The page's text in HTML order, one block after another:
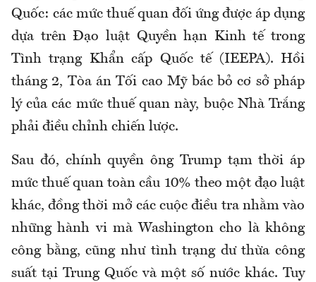
Quốc: các mức thuế quan đối ứng được áp dụng
dựa trên Đạo luật Quyền hạn Kinh tế trong
Tình trạng Khẩn cấp Quốc tế (IEEPA). Hồi
tháng 2, Tòa án Tối cao Mỹ bác bỏ cơ sở pháp
lý của các mức thuế quan này, buộc Nhà Trắng
phải điều chỉnh chiến lược.
Sau đó, chính quyền ông Trump tạm thời áp
mức thuế quan toàn cầu 10% theo một đạo luật
khác, đồng thời mở các cuộc điều tra nhằm vào
những hành vi mà Washington cho là không
công bằng, cũng như tình trạng dư thừa công
suất tại Trung Quốc và một số nước khác. Tuy